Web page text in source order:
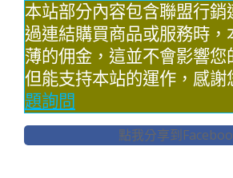
本站部分內容包含聯盟行銷
過連結購買商品或服務時，
薄的佣金，這並不會影響您
但能支持本站的運作，感謝
題詢問
點我分享到